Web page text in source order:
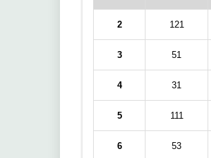
2 121
3 51
4 31
5 111
6 53